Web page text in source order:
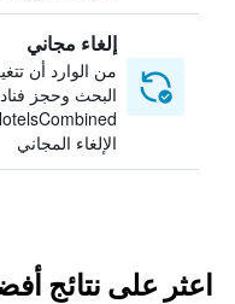
إلغاء مجاني
من الوارد أن
البحث وحجز
الإلغاء المجاني
اعثر على نتائج